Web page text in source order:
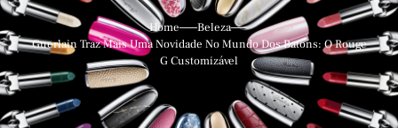
Home
Beleza
Guerlain Traz Mais Uma Novidade No Mundo Dos Batons: O Rouge
G Customizável